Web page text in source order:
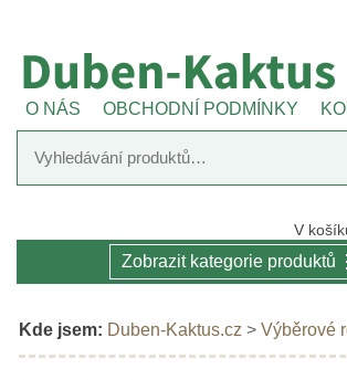
O NÁS OBCHODNÍ PODMÍNKY
V
Zobrazit kategorie produktů
Kde jsem: Duben-Kaktus.cz > Výběrové